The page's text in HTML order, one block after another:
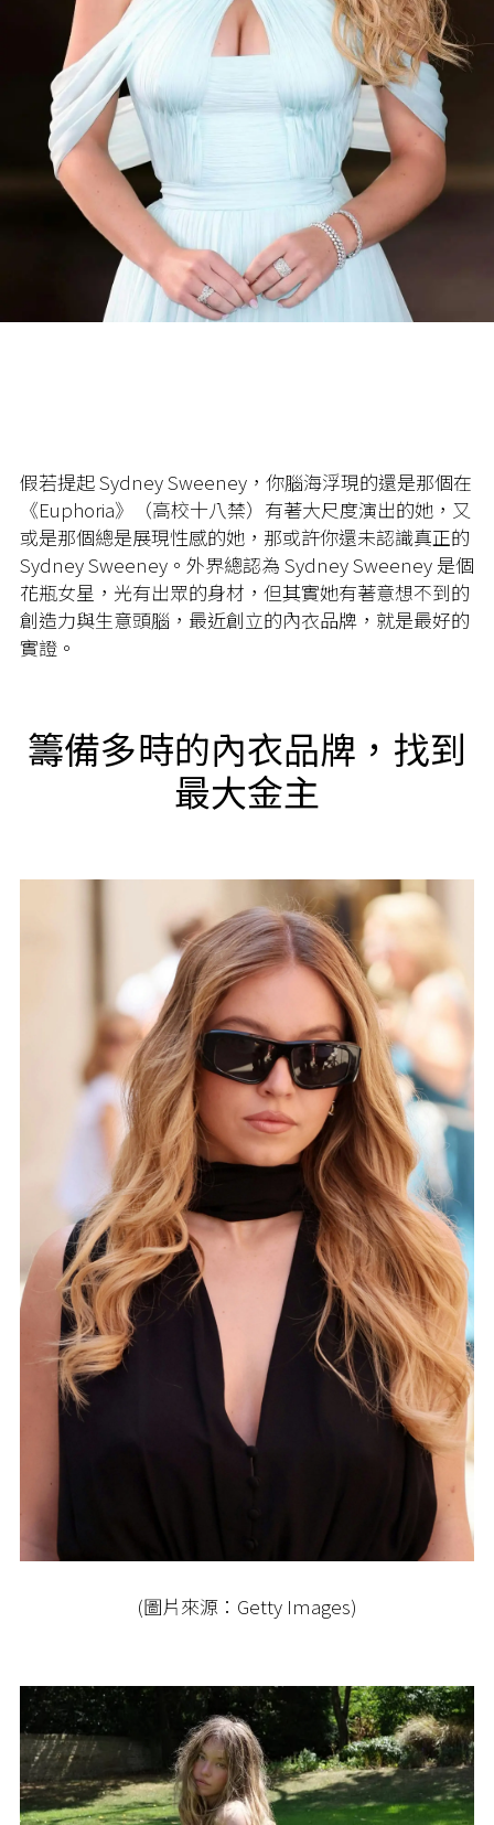
假若提起 Sydney Sweeney，你腦海浮現的還是那個在
《Euphoria》（高校十八禁）有著大尺度演出的她，又
或是那個總是展現性感的她，那或許你還未認識真正的
Sydney Sweeney。外界總認為 Sydney Sweeney 是個
花瓶女星，光有出眾的身材，但其實她有著意想不到的
創造力與生意頭腦，最近創立的內衣品牌，就是最好的
實證。
籌備多時的內衣品牌，找到
最大金主
(圖片來源：Getty Images)